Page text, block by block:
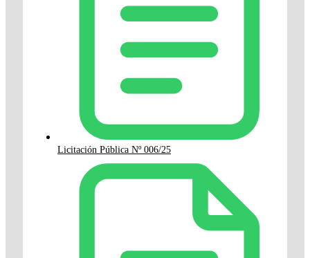
Licitación Pública Nº 006/25